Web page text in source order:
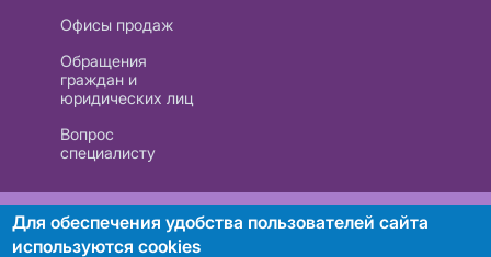
Офисы продаж
Обращения
граждан и
юридических лиц
Вопрос
специалисту
РУП «Белтелеком». УНП 101007741
Для обеспечения удобства пользователей сайта
используются cookies